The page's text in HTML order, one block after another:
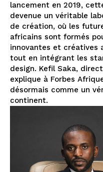
lancement en 2019,
devenue un véritable
de création, où les
africains sont formés
innovantes et créatives
tout en intégrant les
design. Kefil Saka,
explique à Forbes
désormais comme un
continent.